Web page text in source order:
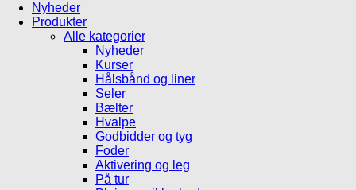
Nyheder
Produkter
Alle kategorier
Nyheder
Kurser
Hålsbånd og liner
Seler
Bælter
Hvalpe
Godbidder og tyg
Foder
Aktivering og leg
På tur